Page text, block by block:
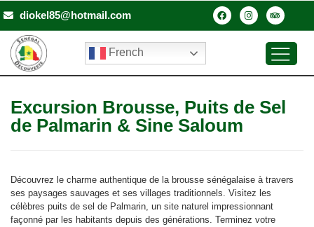
diokel85@hotmail.com
French
Excursion Brousse, Puits de Sel
de Palmarin & Sine Saloum
Découvrez le charme authentique de la brousse sénégalaise à travers
ses paysages sauvages et ses villages traditionnels. Visitez les
célèbres puits de sel de Palmarin, un site naturel impressionnant
façonné par les habitants depuis des générations. Terminez votre